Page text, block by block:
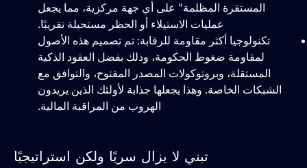
المستقرة المظلمة" على أي جهة مركزية، مما يجعل
عمليات الاستيلاء أو الحظر مستحيلة تقريبًا.
تكنولوجيا أكثر مقاومة للرقابة: تم تصميم هذه الأصول
لمقاومة ضغوط الحكومة، وذلك بفضل العقود الذكية
المستقلة، وبروتوكولات المصدر المفتوح، والتوافق مع
الشبكات الخاصة. وهذا يجعلها جذابة لأولئك الذين يريدون
الهروب من المراقبة المالية.
تبني لا يزال سريًا ولكن استراتيجيًا